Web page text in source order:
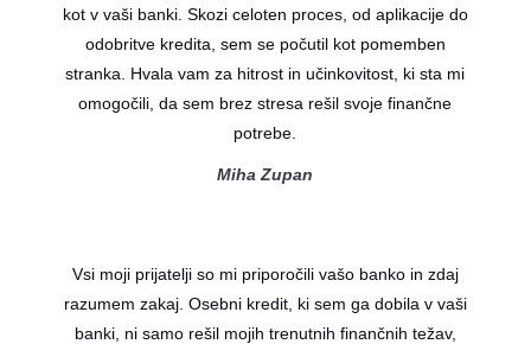
kot v vaši banki. Skozi celoten proces, od aplikacije do
odobritve kredita, sem se počutil kot pomemben
stranka. Hvala vam za hitrost in učinkovitost, ki sta mi
omogočili, da sem brez stresa rešil svoje finančne
potrebe.
Miha Zupan
Vsi moji prijatelji so mi priporočili vašo banko in zdaj
razumem zakaj. Osebni kredit, ki sem ga dobila v vaši
banki, ni samo rešil mojih trenutnih finančnih težav,